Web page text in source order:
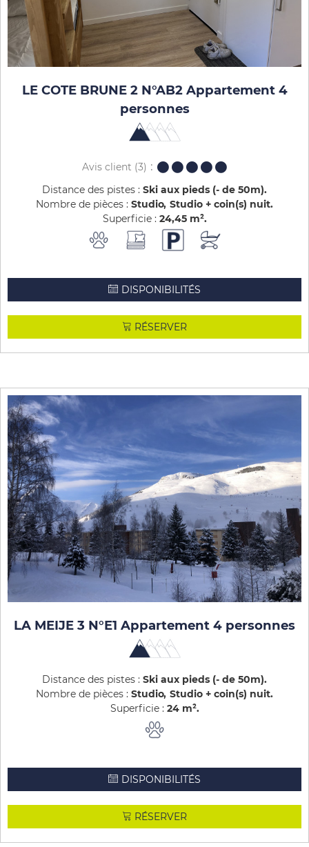
LE COTE BRUNE 2 N°AB2 Appartement 4
personnes
Avis client (3)
Distance des pistes : Ski aux pieds (- de 50m)
Nombre de pièces : Studio Studio + coin(s) nuit
Superficie : 24,45 m²
DISPONIBILITÉS
RÉSERVER
LA MEIJE 3 N°E1 Appartement 4 personnes
Distance des pistes : Ski aux pieds (- de 50m)
Nombre de pièces : Studio Studio + coin(s) nuit
Superficie : 24 m²
DISPONIBILITÉS
RÉSERVER